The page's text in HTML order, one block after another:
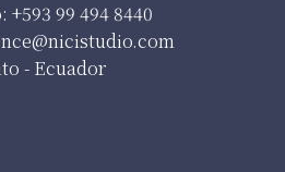
+593 99 494 8440
- Ecuador